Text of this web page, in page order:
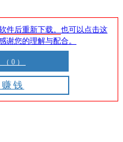
件后重新下载。 也可以点击这
谢您的理解与配合。
（0）
钱